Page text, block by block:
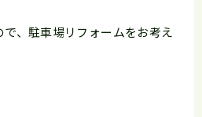
で、駐車場リフォームをお考え